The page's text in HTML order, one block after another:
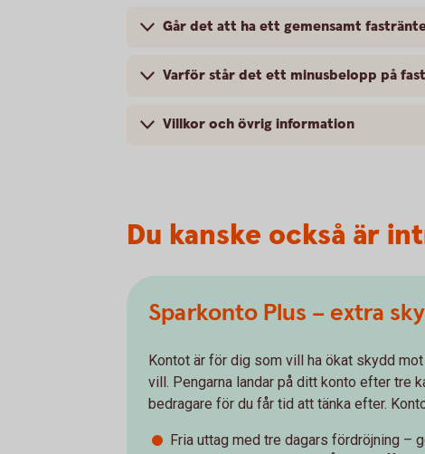
Går det att ha ett gemensamt
Varför står det ett minusbelopp på
Villkor och övrig information
Du kanske också är
Sparkonto Plus – extra
Kontot är för dig som vill ha ökat skydd
vill. Pengarna landar på ditt konto efter tre
bedragare för du får tid att tänka efter.
Fria uttag med tre dagars fördröjning –